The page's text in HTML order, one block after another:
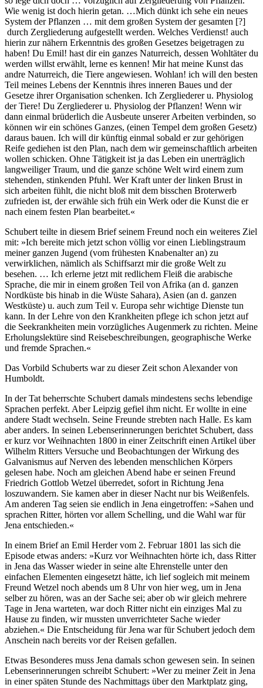
Wie wenig ist doch hierin getan. …Mich dünkt ich sehe ein neues
System der Pflanzen … mit dem großen System der gesamten [?]
durch Zergliederung aufgestellt werden. Welches Verdienst! auch
hierin zur nähern Erkenntnis des großen Gesetzes beigetragen zu
haben! Du Emil! hast dir ein ganzes Naturreich, dessen Wohltäter du
werden willst erwählt, lerne es kennen! Mir hat meine Kunst das
andre Naturreich, die Tiere angewiesen. Wohlan! ich will den besten
Teil meines Lebens der Kenntnis ihres inneren Baues und der
Gesetze ihrer Organisation schenken. Ich Zergliederer u. Physiolog
der Tiere! Du Zergliederer u. Physiolog der Pflanzen! Wenn wir
dann einmal brüderlich die Ausbeute unserer Arbeiten verbinden, so
können wir ein schönes Ganzes, (einen Tempel dem großen Gesetz)
daraus bauen. Ich will dir künftig einmal sobald er zur gehörigen
Reife gediehen ist den Plan, nach dem wir gemeinschaftlich arbeiten
wollen schicken. Ohne Tätigkeit ist ja das Leben ein unerträglich
langweiliger Traum, und die ganze schöne Welt wird einem zum
stehenden, stinkenden Pfuhl. Wer Kraft unter der linken Brust in
sich arbeiten fühlt, die nicht bloß mit dem bisschen Broterwerb
zufrieden ist, der erwähle sich früh ein Werk oder die Kunst die er
nach einem festen Plan bearbeitet.«
Schubert teilte in diesem Brief seinem Freund noch ein weiteres Ziel
mit: »Ich bereite mich jetzt schon völlig vor einen Lieblingstraum
meiner ganzen Jugend (vom frühesten Knabenalter an) zu
verwirklichen, nämlich als Schiffsarzt mir die große Welt zu
besehen. … Ich erlerne jetzt mit redlichem Fleiß die arabische
Sprache, die mir in einem großen Teil von Afrika (an d. ganzen
Nordküste bis hinab in die Wüste Sahara), Asien (an d. ganzen
Westküste) u. auch zum Teil v. Europa sehr wichtige Dienste tun
kann. In der Lehre von den Krankheiten pflege ich schon jetzt auf
die Seekrankheiten mein vorzügliches Augenmerk zu richten. Meine
Erholungslektüre sind Reisebeschreibungen, geographische Werke
und fremde Sprachen.«
Das Vorbild Schuberts war zu dieser Zeit schon Alexander von
Humboldt.
In der Tat beherrschte Schubert damals mindestens sechs lebendige
Sprachen perfekt. Aber Leipzig gefiel ihm nicht. Er wollte in eine
andere Stadt wechseln. Seine Freunde strebten nach Halle. Es kam
aber anders. In seinen Lebenserinnerungen berichtet Schubert, dass
er kurz vor Weihnachten 1800 in einer Zeitschrift einen Artikel über
Wilhelm Ritters Versuche und Beobachtungen der Wirkung des
Galvanismus auf Nerven des lebenden menschlichen Körpers
gelesen habe. Noch am gleichen Abend habe er seinen Freund
Friedrich Gottlob Wetzel überredet, sofort in Richtung Jena
loszuwandern. Sie kamen aber in dieser Nacht nur bis Weißenfels.
Am anderen Tag seien sie endlich in Jena eingetroffen: »Sahen und
sprachen Ritter, hörten vor allem Schelling, und die Wahl war für
Jena entschieden.«
In einem Brief an Emil Herder vom 2. Februar 1801 las sich die
Episode etwas anders: »Kurz vor Weihnachten hörte ich, dass Ritter
in Jena das Wasser wieder in seine alte Ehrenstelle unter den
einfachen Elementen eingesetzt hätte, ich lief sogleich mit meinem
Freund Wetzel noch abends um 8 Uhr von hier weg, um in Jena
selber zu hören, was an der Sache sei; aber ob wir gleich mehrere
Tage in Jena warteten, war doch Ritter nicht ein einziges Mal zu
Hause zu finden, wir mussten unverrichteter Sache wieder
abziehen.« Die Entscheidung für Jena war für Schubert jedoch dem
Anschein nach bereits vor der Reisen gefallen.
Etwas Besonderes muss Jena damals schon gewesen sein. In seinen
Lebenserinnerungen schreibt Schubert: »Wer zu meiner Zeit in Jena
in einer späten Stunde des Nachmittags über den Marktplatz ging,